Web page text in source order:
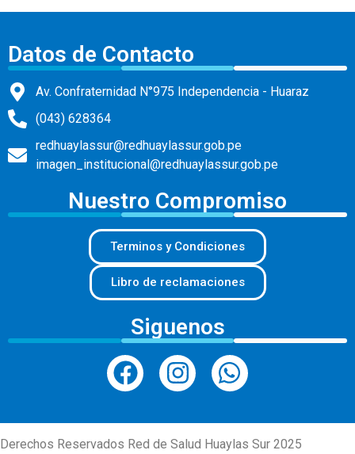
Datos de Contacto
Av. Confraternidad N°975 Independencia - Huaraz
(043) 628364
redhuaylassur@redhuaylassur.gob.pe
imagen_institucional@redhuaylassur.gob.pe
Nuestro Compromiso
Terminos y Condiciones
Libro de reclamaciones
Siguenos
Derechos Reservados Red de Salud Huaylas Sur 2025